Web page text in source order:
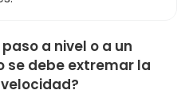
a nivel o a un
se debe extremar la